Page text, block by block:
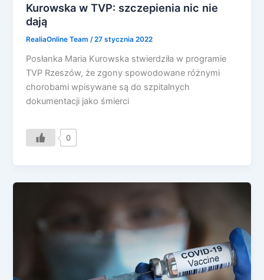
Kurowska w TVP: szczepienia nic nie
dają
RealiaOnline Team /27 stycznia 2022
Posłanka Maria Kurowska stwierdziła w programie
TVP Rzeszów, że zgony spowodowane różnymi
chorobami wpisywane są do szpitalnych
dokumentacji jako śmierci
0